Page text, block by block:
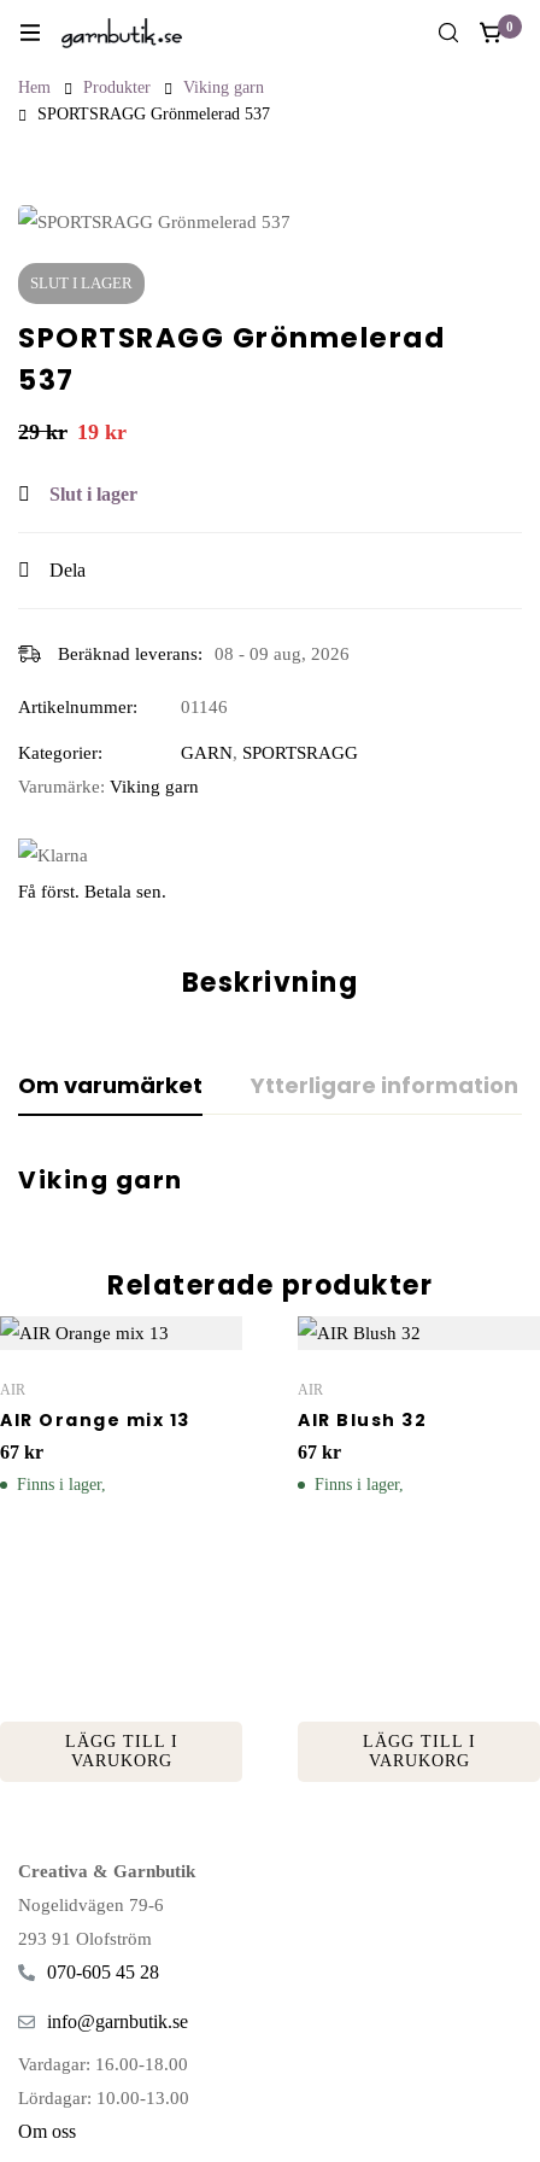
0
Hem Produkter
Viking garn
SPORTSRAGG Grönmelerad 537
SLUT I LAGER
SPORTSRAGG Grönmelerad
537
29kr
Det
priset
29 kr.
19 kr
Det
priset
19 kr.
Slut i lager
Dela
Beräknad leverans: 08 - 09 aug, 2026
Artikelnummer: 01146
Kategorier: GARN, SPORTSRAGG
Varumärke: Viking garn
Få först. Betala sen.
Beskrivning
Om varumärket Ytterligare information
Viking garn
Relaterade produkter
AIR
AIR Orange mix 13
67 kr
Finns i lager,
LÄGG TILL I
VARUKORG
AIR
AIR Blush 32
67 kr
Finns i lager,
LÄGG TILL I
VARUKORG
Creativa & Garnbutik
Nogelidvägen 79-6
293 91 Olofström
070-605 45 28
info@garnbutik.se
Vardagar: 16.00-18.00
Lördagar: 10.00-13.00
Om oss